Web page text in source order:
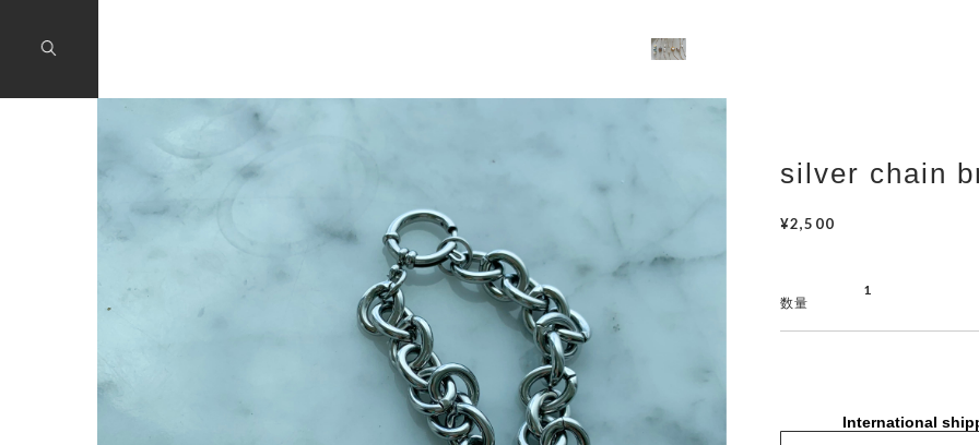
silver chain
¥2,500
数量
International